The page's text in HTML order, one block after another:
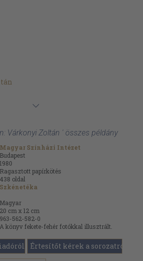
Várkonyi Zoltán ' összes példány
Magyar Színházi Intézet
Budapest
1980
Ragasztott papírkötés
438 oldal
Szkénetéka
Magyar
20 cm x 12 cm
963-562-582-0
A könyv fekete-fehér fotókkal illusztrált.
Értesítőt kérek a sorozatról